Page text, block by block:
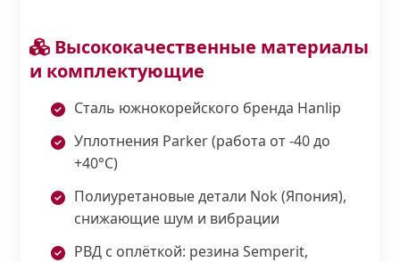
Высококачественные материалы
и комплектующие
Сталь южнокорейского бренда Hanlip
Уплотнения Parker (работа от -40 до
+40°С)
Полиуретановые детали Nok (Япония),
снижающие шум и вибрации
РВД с оплёткой: резина Semperit,